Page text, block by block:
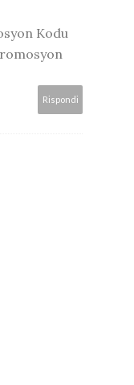
Kodu
Rispondi